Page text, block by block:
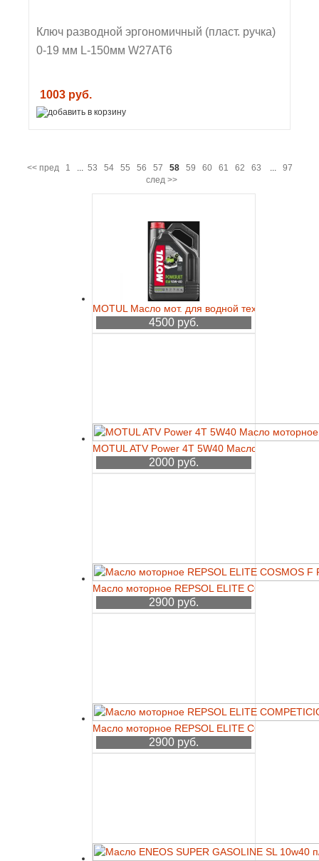
Ключ разводной эргономичный (пласт. ручка)
0-19 мм L-150мм W27AT6
1003 руб.
<< пред 1 ... 53 54 55 56 57 58 59 60 61 62 63 ... 97
след >>
MOTUL Масло мот. для водной техники
4500 руб.
MOTUL ATV Power 4T 5W40 Масло моторное 1л
2000 руб.
Масло моторное REPSOL ELITE COSMOS F
2900 руб.
Масло моторное REPSOL ELITE
2900 руб.